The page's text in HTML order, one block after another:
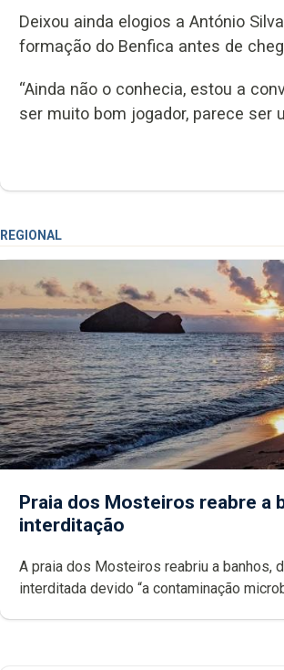
Deixou ainda elogios a António
formação do Benfica antes de
“Ainda não o conhecia, estou a
ser muito bom jogador, parece ser
REGIONAL
Praia dos Mosteiros reabre a
interditação
A praia dos Mosteiros reabriu a banhos,
interditada devido “a contaminação microbiológica”, pela terceira vez